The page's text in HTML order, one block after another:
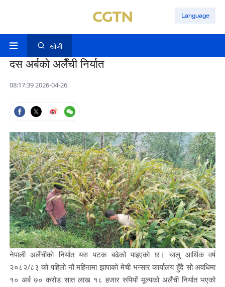
Language
खोजी
दस अर्बको अलैँची निर्यात
08:17:39 2026-04-26
नेपाली अलैँचीको निर्यात यस पटक बढेको पाइएको छ। चालु आर्थिक वर्ष
२०८२/८३ को पहिलो नौ महिनामा झापाको मेची भन्सार कार्यालय हुँदै सो अवधिमा
१० अर्ब ७० करोड सात लाख १८ हजार रुपियाँ मूल्यको अलैँची निर्यात भएको